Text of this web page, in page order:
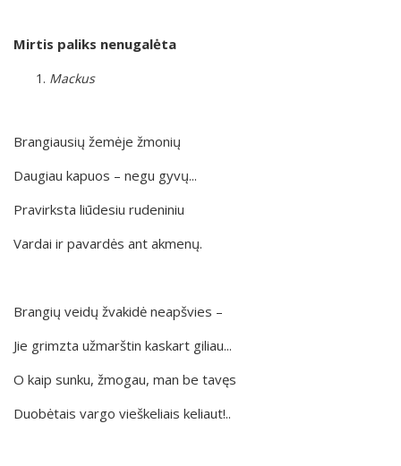
Mirtis paliks nenugalėta
Mackus
Brangiausių žemėje žmonių
Daugiau kapuos – negu gyvų...
Pravirksta liūdesiu rudeniniu
Vardai ir pavardės ant akmenų.
Brangių veidų žvakidė neapšvies –
Jie grimzta užmarštin kaskart giliau...
O kaip sunku, žmogau, man be tavęs
Duobėtais vargo vieškeliais keliaut!..